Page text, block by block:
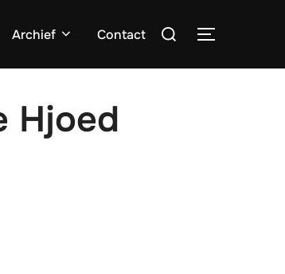
Archief Contact
Zoek
TOGGLE
Hjoed